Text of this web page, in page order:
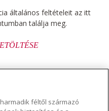
általános feltételeit az itt
találja meg.
féltől származó